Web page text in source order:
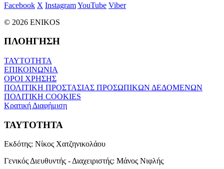
Facebook X InstagramYouTube Viber
© 2026 ENIKOS
ΠΛΟΗΓΗΣΗ
ΤΑΥΤΟΤΗΤΑ
ΕΠΙΚΟΙΝΩΝΙΑ
ΟΡΟΙ ΧΡΗΣΗΣ
ΠΟΛΙΤΙΚΗ ΠΡΟΣΤΑΣΙΑΣ ΠΡΟΣΩΠΙΚΩΝ ΔΕΔΟΜΕΝΩΝ
ΠΟΛΙΤΙΚΗ COOKIES
Κρατική Διαφήμιση
ΤΑΥΤΟΤΗΤΑ
Εκδότης: Νίκος Χατζηνικολάου
Γενικός Διευθυντής - Διαχειριστής: Μάνος Νιφλής